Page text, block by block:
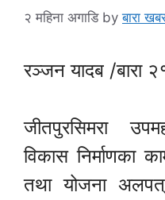
२ महिना अगाडि byबारा
रञ्जन यादब /बारा
जीतपुरसिमरा
विकास निर्माणका
तथा योजना